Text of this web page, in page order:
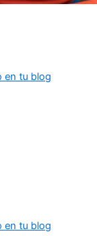
en tu blog
en tu blog